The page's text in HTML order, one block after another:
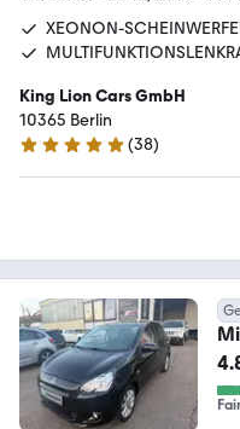
XEONON-
King Lion Cars GmbH
10365 Berlin
5 Sterne
(38)